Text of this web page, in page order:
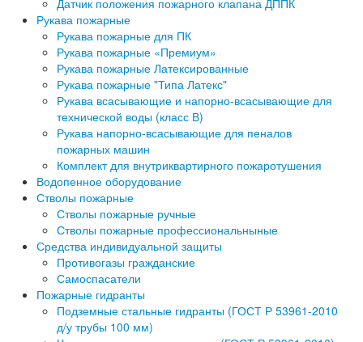
Рукава пожарные
Рукава пожарные для ПК
Рукава пожарные «Премиум»
Рукава пожарные Латексированные
Рукава пожарные "Типа Латекс"
Рукава всасывающие и напорно-всасывающие для
технической воды (класс В)
Рукава напорно-всасывающие для пеналов
пожарных машин
Комплект для внутриквартирного пожаротушения
Водопенное оборудование
Стволы пожарные
Стволы пожарные ручные
Стволы пожарные профессиональныные
Средства индивидуальной защиты
Противогазы гражданские
Самоспасатели
Пожарные гидранты
Подземные стальные гидранты (ГОСТ Р 53961-2010
д/у трубы 100 мм)